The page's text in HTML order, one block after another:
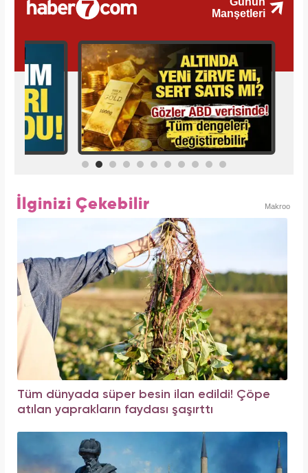
İlginizi Çekebilir Makroo
Tüm dünyada süper besin ilan edildi! Çöpe
atılan yaprakların faydası şaşırttı